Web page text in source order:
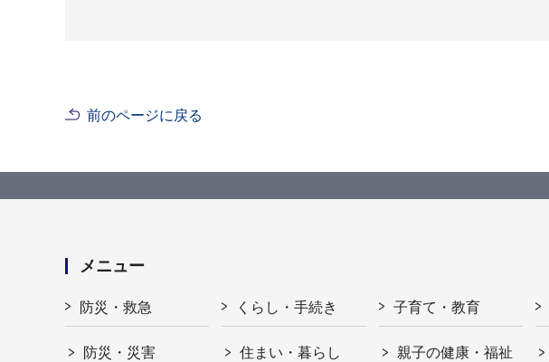
前のページに戻る
メニュー
防災・救急
防災・災害
くらし・手続き
住まい・暮らし
子育て・教育
親子の健康・福祉